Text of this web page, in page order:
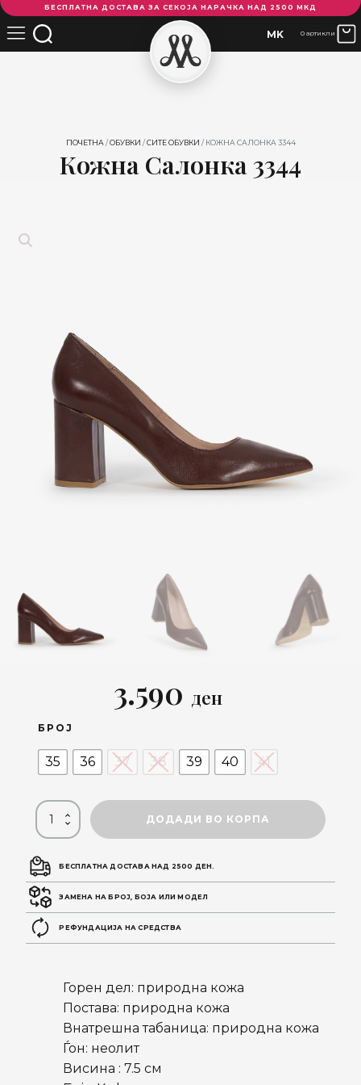
БЕСПЛАТНА ДОСТАВА ЗА СЕКОЈА НАРАЧКА НАД 2500 МКД
MK 0 артикли
ПОЧЕТНА /ОБУВКИ /СИТЕ ОБУВКИ / КОЖНА САЛОНКА 3344
Кожна Салонка 3344
3.590 ден
БРОЈ
35 36 37 38 39 40 41
Салонка
3344
количина
ДОДАДИ ВО КОРПА
БЕСПЛАТНА ДОСТАВА НАД 2500 ДЕН.
ЗАМЕНА НА БРОЈ, БОЈА ИЛИ МОДЕЛ
РЕФУНДАЦИЈА НА СРЕДСТВА
Горен дел: природна кожа
Постава: природна кожа
Внатрешна табаница: природна кожа
Ѓон: неолит
Висина : 7.5 см